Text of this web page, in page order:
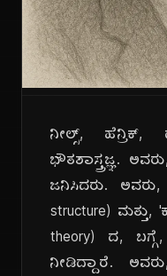
ನೀಲ್ಸ್,
ಭೌತಶಾಸ್ತ್ರಜ್ಞ.
ಜನಿಸಿದರು.
structure) ಮತ್ತು,
theory) ದ,
ನೀಡಿದ್ದಾರೆ.